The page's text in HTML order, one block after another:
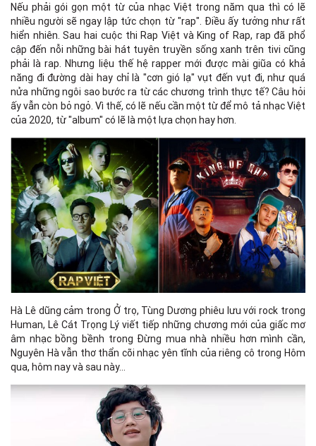
Nếu phải gói gọn một từ của nhạc Việt trong năm qua thì có lẽ
nhiều người sẽ ngay lập tức chọn từ "rap". Điều ấy tưởng như rất
hiển nhiên. Sau hai cuộc thi Rap Việt và King of Rap, rap đã phổ
cập đến nỗi những bài hát tuyên truyền sống xanh trên tivi cũng
phải là rap. Nhưng liệu thế hệ rapper mới được mài giũa có khả
năng đi đường dài hay chỉ là "cơn gió lạ" vụt đến vụt đi, như quá
nửa những ngôi sao bước ra từ các chương trình thực tế? Câu hỏi
ấy vẫn còn bỏ ngỏ. Vì thế, có lẽ nếu cần một từ để mô tả nhạc Việt
của 2020, từ "album" có lẽ là một lựa chọn hay hơn.
Hà Lê dũng cảm trong Ở trọ, Tùng Dương phiêu lưu với rock trong
Human, Lê Cát Trọng Lý viết tiếp những chương mới của giấc mơ
âm nhạc bồng bềnh trong Đừng mua nhà nhiều hơn mình cần,
Nguyên Hà vẫn thơ thẩn cõi nhạc yên tĩnh của riêng cô trong Hôm
qua, hôm nay và sau này...